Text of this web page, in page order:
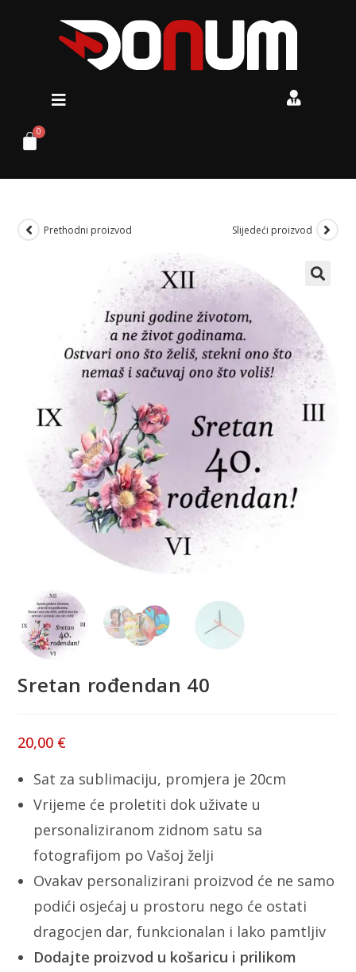
Prethodni proizvod Slijedeći proizvod
Sretan rođendan 40
20,00 €
Sat za sublimaciju, promjera je 20cm
Vrijeme će proletiti dok uživate u
personaliziranom zidnom satu sa
fotografijom po Vašoj želji
Ovakav personalizirani proizvod će ne samo
podići osjećaj u prostoru nego će ostati
dragocjen dar, funkcionalan i lako pamtljiv
Dodajte proizvod u košaricu i prilikom